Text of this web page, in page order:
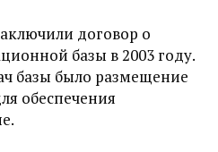
договор о
базы в 2003 году.
базы было размещение
обеспечения